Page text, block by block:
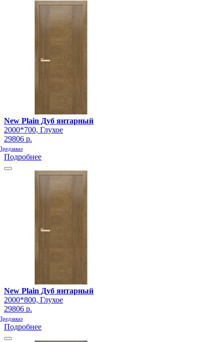
New Plain Дуб янтарный
2000*700, Глухое
29806 р.
Подробнее
New Plain Дуб янтарный
2000*800, Глухое
29806 р.
Подробнее